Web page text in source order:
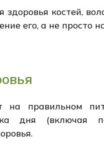
костей,
его, а не просто
правильном
дня (включая